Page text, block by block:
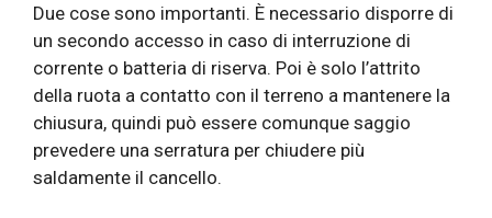
Due cose sono importanti. È necessario disporre di
un secondo accesso in caso di interruzione di
corrente o batteria di riserva. Poi è solo l’attrito
della ruota a contatto con il terreno a mantenere la
chiusura, quindi può essere comunque saggio
prevedere una serratura per chiudere più
saldamente il cancello.